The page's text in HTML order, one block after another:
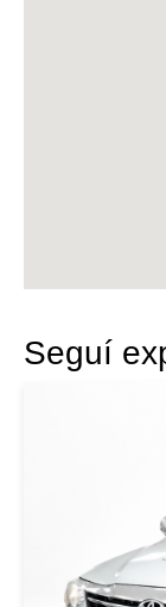
Seguí
USD 28000